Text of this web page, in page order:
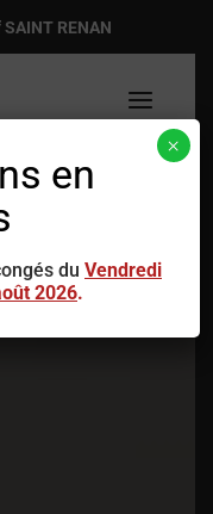
RENAN
en
du Vendredi
2026.
×